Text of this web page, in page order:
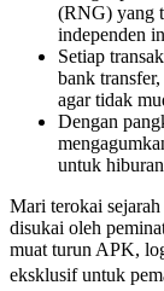
(RNG) yang
independen
Setiap
bank
agar tidak
Dengan
untuk
Mari terokai
disukai oleh
muat turun APK,
eksklusif untuk